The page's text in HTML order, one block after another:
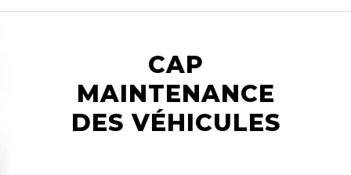
CAP
MAINTENANCE
DES VÉHICULES